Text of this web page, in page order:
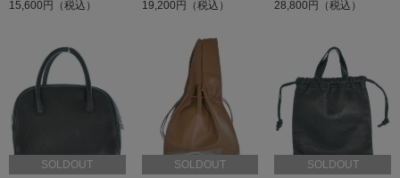
15,600円（税込） 19,200円（税込） 28,800円（税込）
SOLDOUT SOLDOUT SOLDOUT